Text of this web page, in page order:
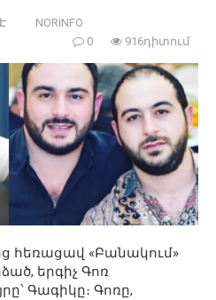
NORINFO
0
916դիտում
հեռացավ «Բանակում»
երգիչ Գոռ
Գագիկը։ Գոռը,